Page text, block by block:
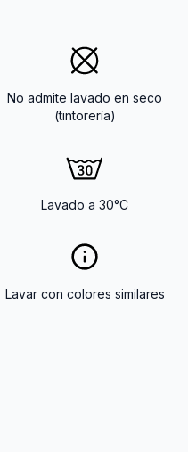
No admite lavado en seco
(tintorería)
Lavado a 30°C
Lavar con colores similares